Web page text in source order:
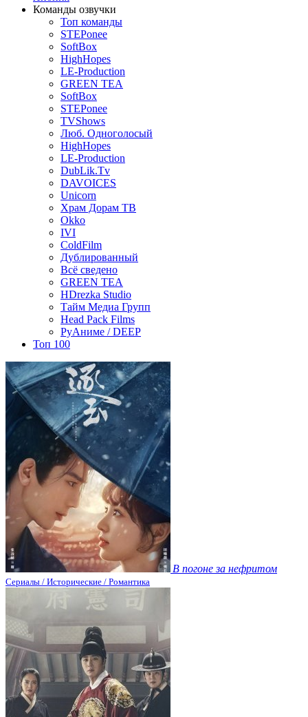
Команды озвучки
Топ команды
STEPonee
SoftBox
HighHopes
LE-Production
GREEN TEA
SoftBox
STEPonee
TVShows
Люб. Одноголосый
HighHopes
LE-Production
DubLik.Tv
DAVOICES
Unicorn
Храм Дорам ТВ
Okko
IVI
ColdFilm
Дублированный
Всё сведено
GREEN TEA
HDrezka Studio
Тайм Медиа Групп
Head Pack Films
РуАниме / DEEP
Топ 100
В погоне за нефритом
Сериалы / Исторические / Романтика